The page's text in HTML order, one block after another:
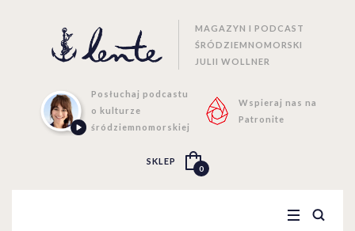
MAGAZYN I PODCAST
ŚRÓDZIEMNOMORSKI
JULII WOLLNER
Posłuchaj podcastu
o kulturze
śródziemnomorskiej
Wspieraj nas na
Patronite
SKLEP
0